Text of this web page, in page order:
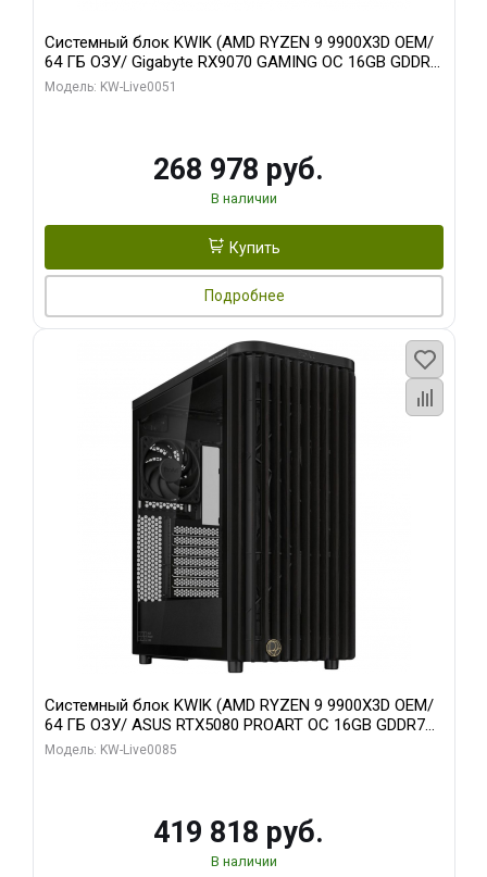
Системный блок KWIK (AMD RYZEN 9 9900X3D OEM/
64 ГБ ОЗУ/ Gigabyte RX9070 GAMING OC 16GB GDDR6
256bit 2xDP 2xH/ 960 ГБ SSD)
Модель: KW-Live0051
268 978 руб.
В наличии
Купить
Подробнее
Системный блок KWIK (AMD RYZEN 9 9900X3D OEM/
64 ГБ ОЗУ/ ASUS RTX5080 PROART OC 16GB GDDR7
256bit Type-C DP 2/ 960 ГБ SSD)
Модель: KW-Live0085
419 818 руб.
В наличии